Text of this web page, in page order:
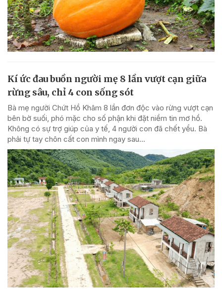
Kí ức đau buồn người mẹ 8 lần vượt cạn giữa
rừng sâu, chỉ 4 con sống sót
Bà mẹ người Chứt Hồ Khâm 8 lần đơn độc vào rừng vượt cạn
bên bờ suối, phó mặc cho số phận khi đặt niềm tin mơ hồ.
Không có sự trợ giúp của y tế, 4 người con đã chết yểu. Bà
phải tự tay chôn cất con mình ngay sau...